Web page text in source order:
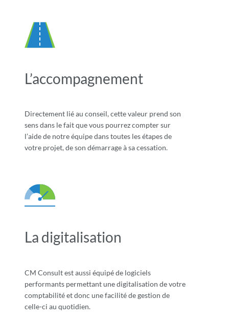
L’accompagnement
Directement lié au conseil, cette valeur prend son
sens dans le fait que vous pourrez compter sur
l’aide de notre équipe dans toutes les étapes de
votre projet, de son démarrage à sa cessation.
La digitalisation
CM Consult est aussi équipé de logiciels
performants permettant une digitalisation de votre
comptabilité et donc une facilité de gestion de
celle-ci au quotidien.